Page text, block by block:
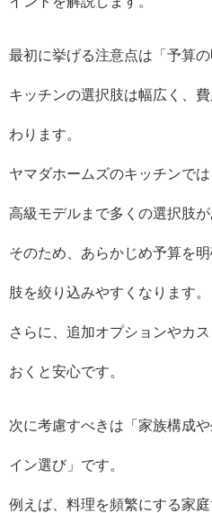
最初に挙げる注意点は「予算の
キッチンの選択肢は幅広く、
わります。
ヤマダホームズのキッチンで
高級モデルまで多くの選択肢が
そのため、あらかじめ予算を
肢を絞り込みやすくなります。
さらに、追加オプションやカ
おくと安心です。
次に考慮すべきは「家族構成
イン選び」です。
例えば、料理を頻繁にする家